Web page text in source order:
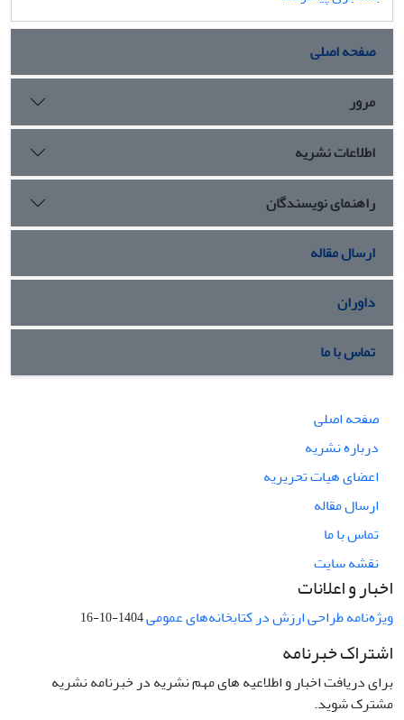
صفحه اصلی
مرور
اطلاعات نشریه
راهنمای نویسندگان
ارسال مقاله
داوران
تماس با ما
صفحه اصلی
درباره نشریه
اعضای هیات تحریریه
ارسال مقاله
تماس با ما
نقشه سایت
اخبار و اعلانات
ویژه‌نامه طراحی ارزش در کتابخانه‌های عمومی1404-10-16
اشتراک خبرنامه
برای دریافت اخبار و اطلاعیه های مهم نشریه در خبرنامه نشریه
مشترک شوید.